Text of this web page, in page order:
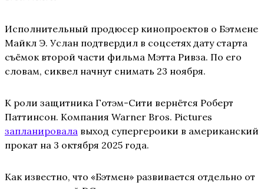
Исполнительный продюсер кинопроектов о Бэтмене
Майкл Э. Услан подтвердил в соцсетях дату старта
съёмок второй части фильма Мэтта Ривза. По его
словам, сиквел начнут снимать 23 ноября.
К роли защитника Готэм-Сити вернётся Роберт
Паттинсон. Компания Warner Bros. Pictures
запланировала выход супергероики в американский
прокат на 3 октября 2025 года.
Как известно, что «Бэтмен» развивается отдельно от